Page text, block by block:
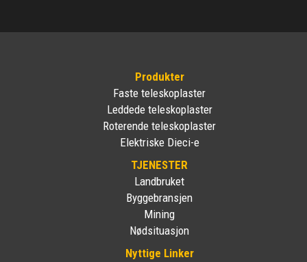
Produkter
Faste teleskoplaster
Leddede teleskoplaster
Roterende teleskoplaster
Elektriske Dieci-e
TJENESTER
Landbruket
Byggebransjen
Mining
Nødsituasjon
Nyttige Linker